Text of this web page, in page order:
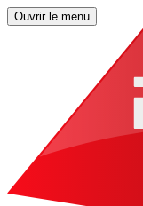
Ouvrir le menu